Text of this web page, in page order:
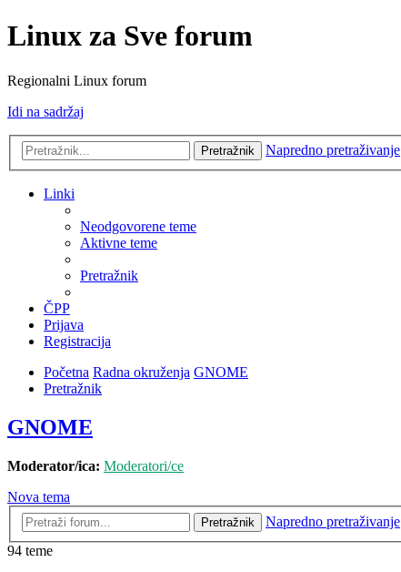
Linux za Sve forum
Regionalni Linux forum
Idi na sadržaj
Pretražnik Napredno pretraživanje
Linki
Neodgovorene teme
Aktivne teme
Pretražnik
ČPP
Prijava
Registracija
Početna Radna okruženja GNOME
Pretražnik
GNOME
Moderator/ica: Moderatori/ce
Nova tema
Pretražnik
Napredno pretraživanje
94 teme